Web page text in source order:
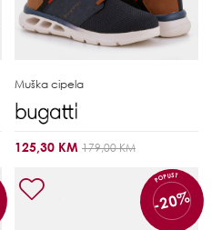
Muška cipela
125,30 KM 179,00 KM
POPUST
-20%